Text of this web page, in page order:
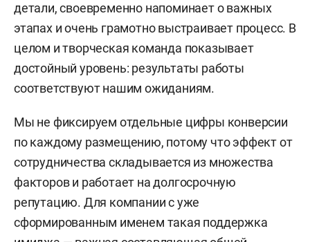
детали, своевременно напоминает о важных
этапах и очень грамотно выстраивает процесс. В
целом и творческая команда показывает
достойный уровень: результаты работы
соответствуют нашим ожиданиям.
Мы не фиксируем отдельные цифры конверсии
по каждому размещению, потому что эффект от
сотрудничества складывается из множества
факторов и работает на долгосрочную
репутацию. Для компании с уже
сформированным именем такая поддержка